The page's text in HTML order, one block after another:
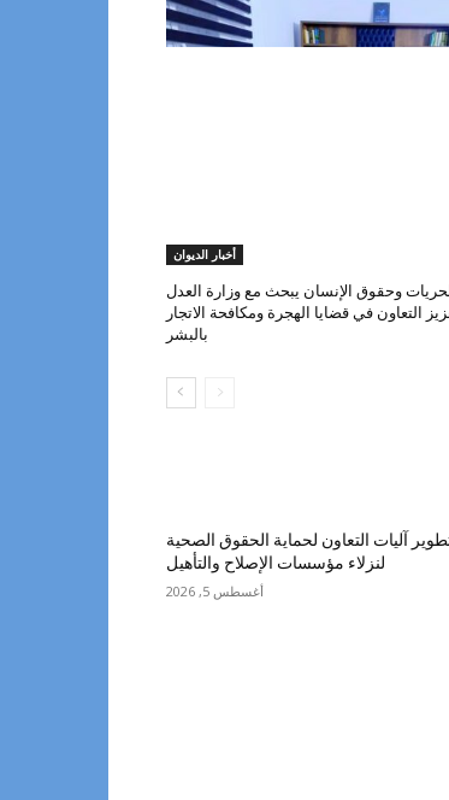
أخبار الديوان
وحقوق الإنسان يبحث مع وزارة العدل
التعاون في قضايا الهجرة ومكافحة الاتجار
بالبشر
آليات التعاون لحماية الحقوق الصحية
لنزلاء مؤسسات الإصلاح والتأهيل
أغسطس 5, 2026